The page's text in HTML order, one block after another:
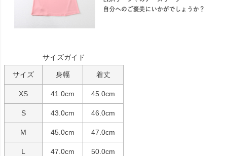
サイズガイド
サイズ 身幅 着丈
XS 41.0cm 45.0cm
S 43.0cm 46.0cm
M 45.0cm 47.0cm
L 47.0cm 50.0cm